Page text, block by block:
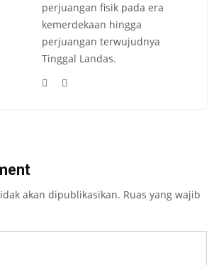
perjuangan fisik pada era
kemerdekaan hingga
perjuangan terwujudnya
Tinggal Landas.
akan dipublikasikan. Ruas yang wajib